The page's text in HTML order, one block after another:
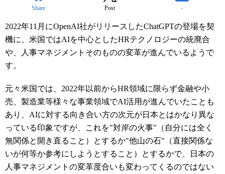
Share Post -
2022年11月にOpenAI社がリリースしたChatGPTの登場を契
機に、米国ではAIを中心としたHRテクノロジーの統廃合
や、人事マネジメントそのものの変革が進んでいるようで
す。
元々米国では、2022年以前からHR領域に限らず金融や小
売、製造業等様々な事業領域でAI活用が進んでいたことも
あり、AIに対する向き合い方の次元が日本とはかなり異な
っている印象ですが、これを"対岸の火事"（自分には全く
無関係と開き直ること）とするか"他山の石"（直接関係な
いが何等か参考にしようとすること）とするかで、日本の
人事マネジメントの変革度合いも変わってくるのではない